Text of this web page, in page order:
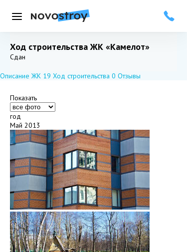
Меню
Ход строительства ЖК «Камелот»
Добавить в избранное
Подписаться
Сдан
Описание ЖК 19 Ход строительства 0 Отзывы
Показать
год
Май 2013